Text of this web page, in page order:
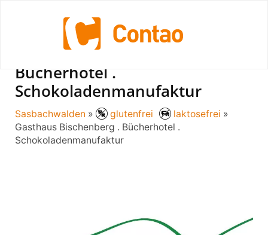
Gasthaus Bischenberg .
Bücherhotel .
Schokoladenmanufaktur
Sasbachwalden » glutenfrei laktosefrei »
Gasthaus Bischenberg . Bücherhotel .
Schokoladenmanufaktur